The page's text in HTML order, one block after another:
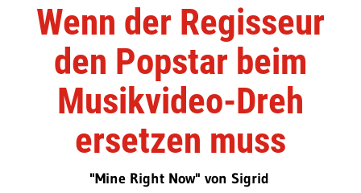
Wenn der Regisseur
den Popstar beim
Musikvideo-Dreh
ersetzen muss
"Mine Right Now" von Sigrid